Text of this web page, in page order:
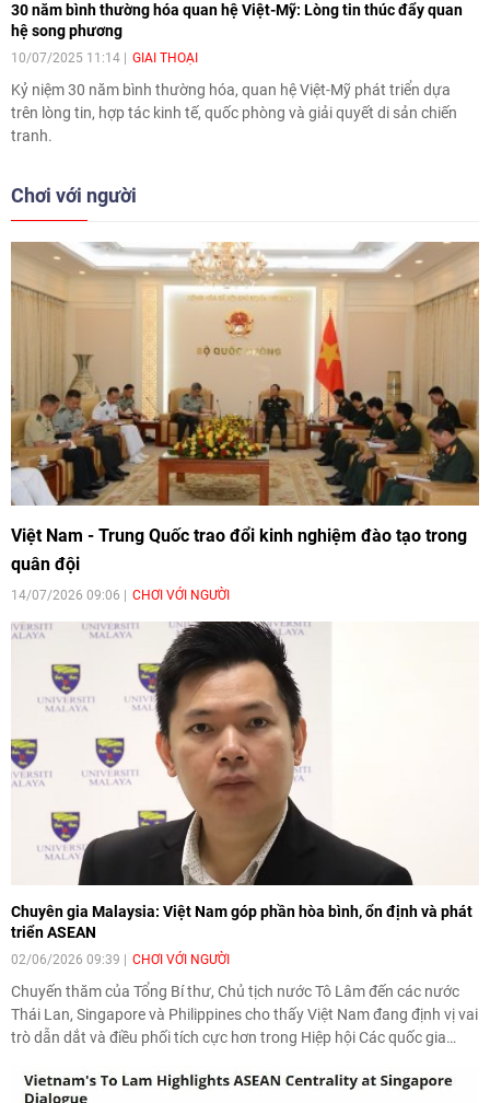
30 năm bình thường hóa quan hệ Việt-Mỹ: Lòng tin thúc đẩy quan
hệ song phương
10/07/2025 11:14 GIAI THOẠI
Kỷ niệm 30 năm bình thường hóa, quan hệ Việt-Mỹ phát triển dựa
trên lòng tin, hợp tác kinh tế, quốc phòng và giải quyết di sản chiến
tranh.
Chơi với người
Việt Nam - Trung Quốc trao đổi kinh nghiệm đào tạo trong
quân đội
14/07/2026 09:06 CHƠI VỚI NGƯỜI
Chuyên gia Malaysia: Việt Nam góp phần hòa bình, ổn định và phát
triển ASEAN
02/06/2026 09:39 CHƠI VỚI NGƯỜI
Chuyến thăm của Tổng Bí thư, Chủ tịch nước Tô Lâm đến các nước
Thái Lan, Singapore và Philippines cho thấy Việt Nam đang định vị vai
trò dẫn dắt và điều phối tích cực hơn trong Hiệp hội Các quốc gia
ninh chiến lược Collins Chong Yew Keat thuộc Đại học Malaya đưa ra